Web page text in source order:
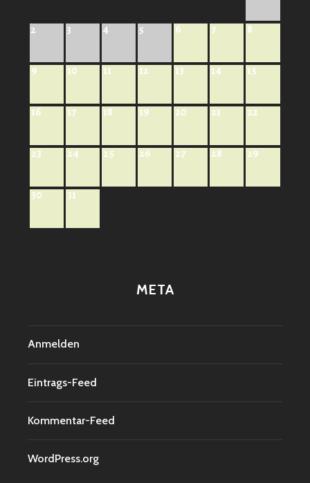
2 3 4 5 6 7 8
9 10 11 12 13 14 15
16 17 18 19 20 21 22
23 24 25 26 27 28 29
30 31
META
Anmelden
Eintrags-Feed
Kommentar-Feed
WordPress.org